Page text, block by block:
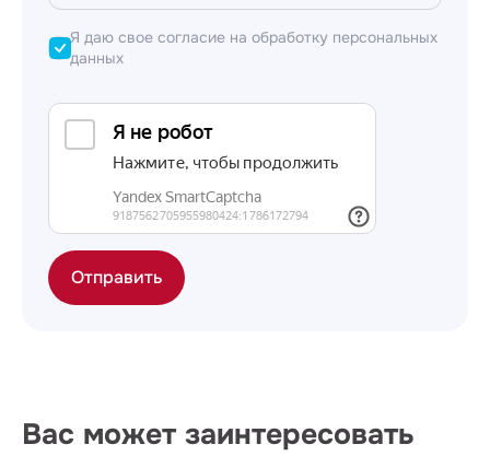
Я даю свое согласие на обработку персональных
данных
Отправить
Вас может заинтересовать